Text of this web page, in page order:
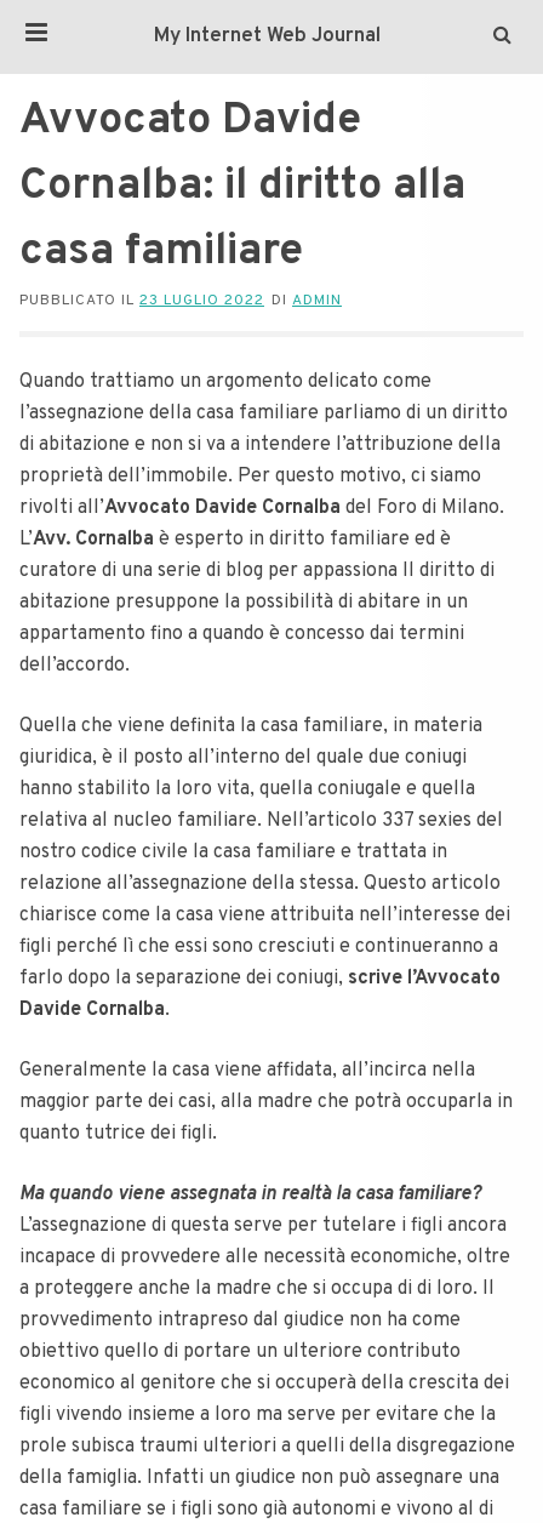
My Internet Web Journal
Avvocato Davide
Cornalba: il diritto alla
casa familiare
PUBBLICATO IL 23 LUGLIO 2022 DI ADMIN
Quando trattiamo un argomento delicato come
l’assegnazione della casa familiare parliamo di un diritto
di abitazione e non si va a intendere l’attribuzione della
proprietà dell’immobile. Per questo motivo, ci siamo
rivolti all’Avvocato Davide Cornalba del Foro di Milano.
L’Avv. Cornalba è esperto in diritto familiare ed è
curatore di una serie di blog per appassiona Il diritto di
abitazione presuppone la possibilità di abitare in un
appartamento fino a quando è concesso dai termini
dell’accordo.
Quella che viene definita la casa familiare, in materia
giuridica, è il posto all’interno del quale due coniugi
hanno stabilito la loro vita, quella coniugale e quella
relativa al nucleo familiare. Nell’articolo 337 sexies del
nostro codice civile la casa familiare e trattata in
relazione all’assegnazione della stessa. Questo articolo
chiarisce come la casa viene attribuita nell’interesse dei
figli perché lì che essi sono cresciuti e continueranno a
farlo dopo la separazione dei coniugi, scrive l’Avvocato
Davide Cornalba.
Generalmente la casa viene affidata, all’incirca nella
maggior parte dei casi, alla madre che potrà occuparla in
quanto tutrice dei figli.
Ma quando viene assegnata in realtà la casa familiare?
L’assegnazione di questa serve per tutelare i figli ancora
incapace di provvedere alle necessità economiche, oltre
a proteggere anche la madre che si occupa di di loro. Il
provvedimento intrapreso dal giudice non ha come
obiettivo quello di portare un ulteriore contributo
economico al genitore che si occuperà della crescita dei
figli vivendo insieme a loro ma serve per evitare che la
prole subisca traumi ulteriori a quelli della disgregazione
della famiglia. Infatti un giudice non può assegnare una
casa familiare se i figli sono già autonomi e vivono al di